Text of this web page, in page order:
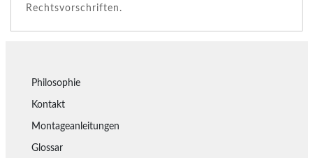
Rechtsvorschriften.
Philosophie
Kontakt
Montageanleitungen
Glossar